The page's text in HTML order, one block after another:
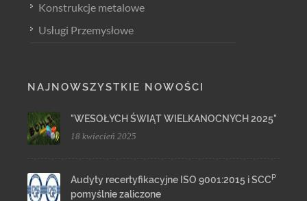
Konstrukcje metalowe
Usługi Przemysłowe
NAJNOWSZYSTKIE NOWOŚCI
"WESOŁYCH ŚWIĄT WIELKANOCNYCH 2025"
18 kwiecień 2025
Audyty recertyfikacyjne ISO 9001:2015 i SCCP
pomyślnie zaliczone